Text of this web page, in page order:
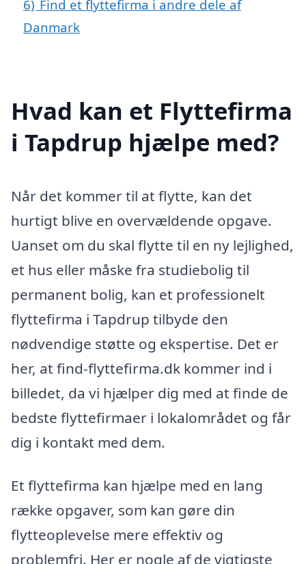
6) Find et flyttefirma i andre dele af
Danmark
Hvad kan et Flyttefirma
i Tapdrup hjælpe med?
Når det kommer til at flytte, kan det
hurtigt blive en overvældende opgave.
Uanset om du skal flytte til en ny lejlighed,
et hus eller måske fra studiebolig til
permanent bolig, kan et professionelt
flyttefirma i Tapdrup tilbyde den
nødvendige støtte og ekspertise. Det er
her, at find-flyttefirma.dk kommer ind i
billedet, da vi hjælper dig med at finde de
bedste flyttefirmaer i lokalområdet og får
dig i kontakt med dem.
Et flyttefirma kan hjælpe med en lang
række opgaver, som kan gøre din
flytteoplevelse mere effektiv og
problemfri. Her er nogle af de vigtigste